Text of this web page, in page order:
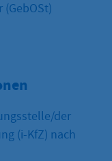
der
(i-KfZ) nach